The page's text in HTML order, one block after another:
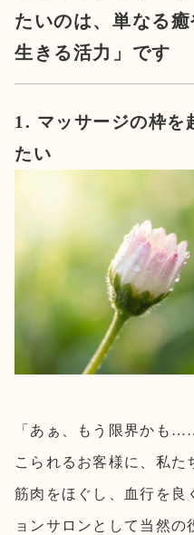
たいのは、単なる
生きる活力」です
1. マッサージの枠を
たい
「あぁ、もう限界かも
こられるお客様に、私た
筋肉をほぐし、血行を良
ョンサロンとして当然